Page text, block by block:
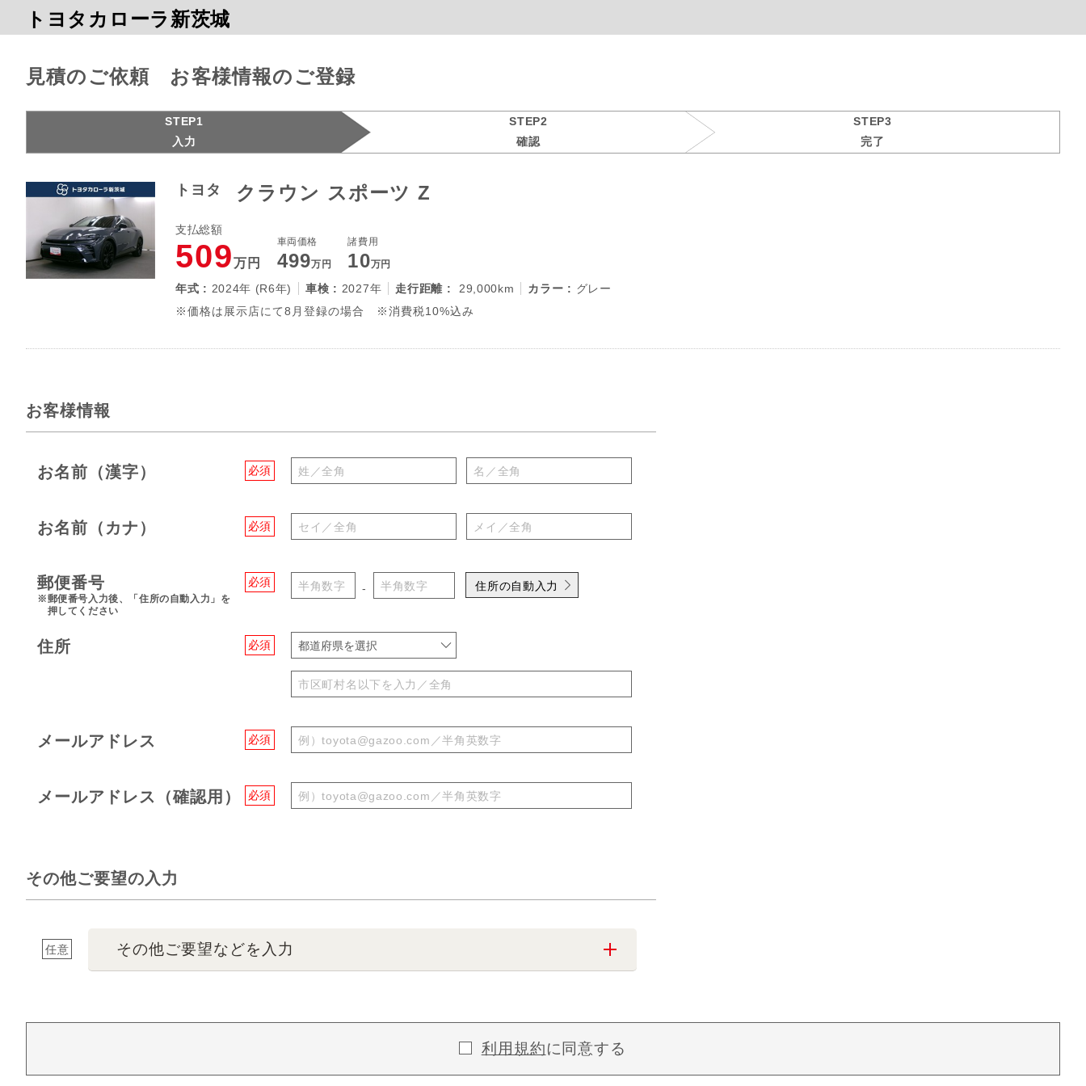
トヨタカローラ新茨城
見積のご依頼 お客様情報のご登録
STEP1
入力
STEP2
確認
STEP3
完了
トヨタ クラウン スポーツ Z
支払総額
509万円
車両価格
499万円
諸費用
10万円
年式 : 2024年 (R6年) 車検 : 2027年 走行距離 : 29,000km カラー : グレー
※価格は展示店にて8月登録の場合 ※消費税10%込み
お客様情報
必須
お名前（漢字）
必須
お名前（カナ）
必須
郵便番号
※郵便番号入力後、「住所の自動入力」を
押してください
- 住所の自動入力
必須
住所 都道府県を選択
必須
メールアドレス
必須
メールアドレス（確認用）
その他ご要望の入力
任意 その他ご要望などを入力
利用規約に同意する